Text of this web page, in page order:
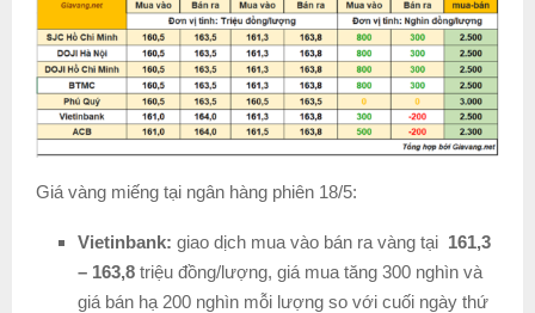
Giá vàng miếng tại ngân hàng phiên 18/5:
Vietinbank: giao dịch mua vào bán ra vàng tại 161,3
– 163,8 triệu đồng/lượng, giá mua tăng 300 nghìn và
giá bán hạ 200 nghìn mỗi lượng so với cuối ngày thứ